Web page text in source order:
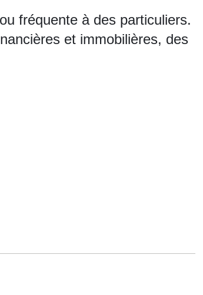
fréquente à des particuliers.
et immobilières, des